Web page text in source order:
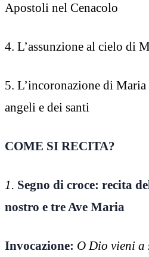
Apostoli nel Cenacolo
4. L’assunzione al cielo di
5. L’incoronazione di Maria
angeli e dei santi
COME SI RECITA?
1. Segno di croce: recita
nostro e tre Ave Maria
Invocazione: O Dio vieni a